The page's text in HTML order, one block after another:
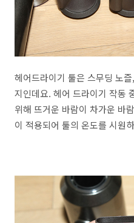
헤어드라이기 툴은 스무딩 노
지인데요. 헤어 드라이기 작동
위해 뜨거운 바람이 차가운 바
이 적용되어 툴의 온도를 시원